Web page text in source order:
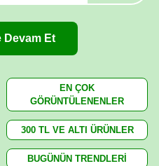
Devam Et
EN ÇOK
GÖRÜNTÜLENENLER
300 TL VE ALTI ÜRÜNLER
BUGÜNÜN TRENDLERİ